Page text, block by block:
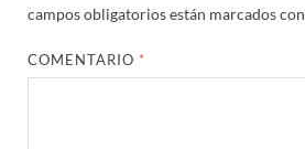
campos obligatorios están marcados con
COMENTARIO *